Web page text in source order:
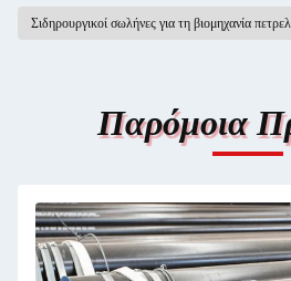
Σιδηρουργικοί σωλήνες για τη βιομηχανία
Παρόμοια